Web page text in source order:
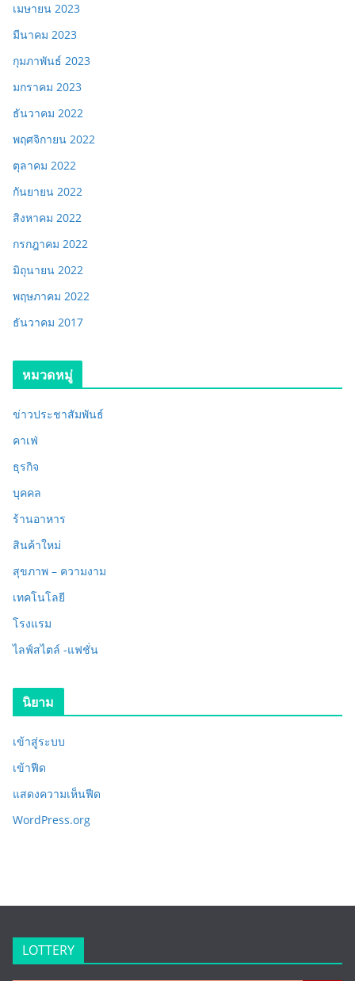
เมษายน 2023
มีนาคม 2023
กุมภาพันธ์ 2023
มกราคม 2023
ธันวาคม 2022
พฤศจิกายน 2022
ตุลาคม 2022
กันยายน 2022
สิงหาคม 2022
กรกฎาคม 2022
มิถุนายน 2022
พฤษภาคม 2022
ธันวาคม 2017
หมวดหมู่
ข่าวประชาสัมพันธ์
คาเฟ่
ธุรกิจ
บุคคล
ร้านอาหาร
สินค้าใหม่
สุขภาพ – ความงาม
เทคโนโลยี
โรงแรม
ไลฟ์สไตล์ -แฟชั่น
นิยาม
เข้าสู่ระบบ
เข้าฟีด
แสดงความเห็นฟีด
WordPress.org
LOTTERY